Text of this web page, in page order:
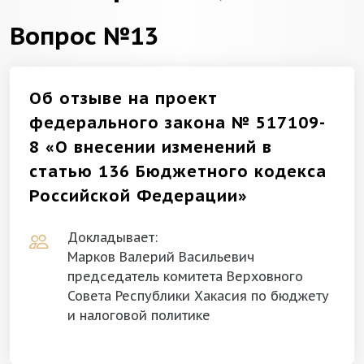
Вопрос №13
Об отзыве на проект
федерального закона № 517109-
8 «О внесении изменений в
статью 136 Бюджетного кодекса
Российской Федерации»
Докладывает:
Марков Валерий Васильевич
председатель комитета Верховного
Совета Республики Хакасия по бюджету
и налоговой политике